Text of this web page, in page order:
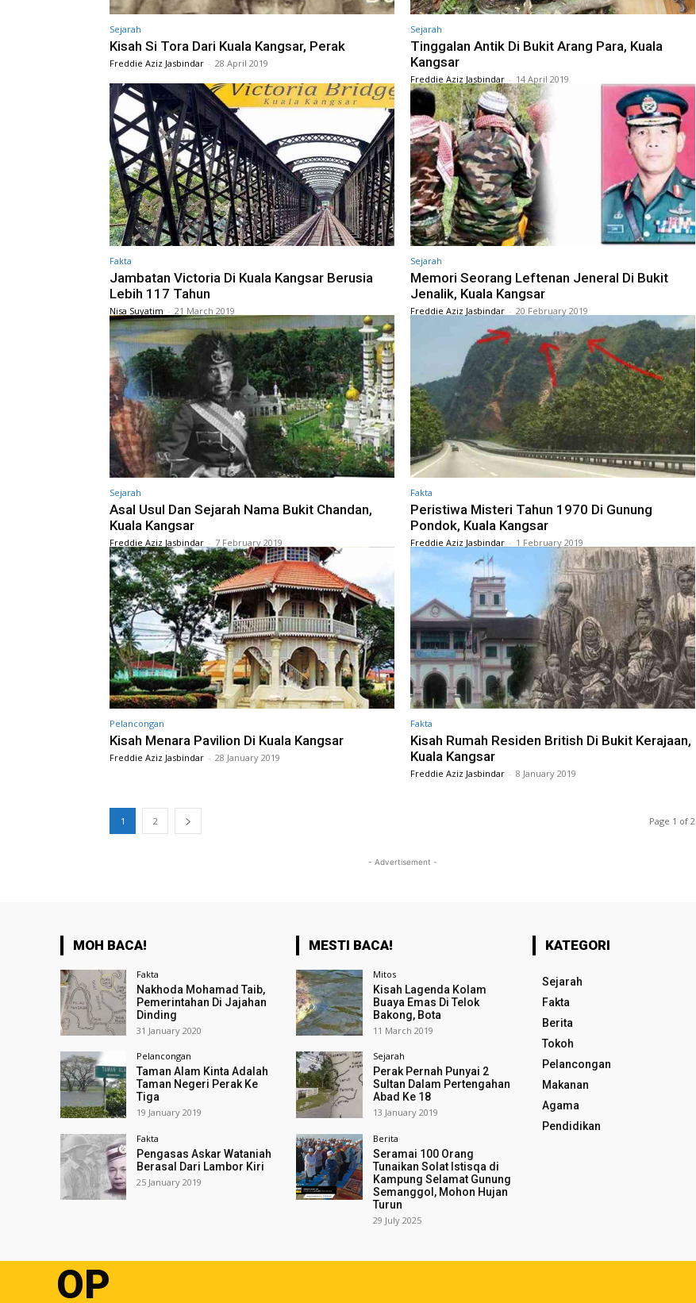
Sejarah
Kisah Si Tora Dari Kuala Kangsar, Perak
Freddie Aziz Jasbindar - 28 April 2019
Sejarah
Tinggalan Antik Di Bukit Arang Para, Kuala
Kangsar
Freddie Aziz Jasbindar - 14 April 2019
Fakta
Jambatan Victoria Di Kuala Kangsar Berusia
Lebih 117 Tahun
Nisa Suyatim - 21 March 2019
Sejarah
Memori Seorang Leftenan Jeneral Di Bukit
Jenalik, Kuala Kangsar
Freddie Aziz Jasbindar - 20 February 2019
Sejarah
Asal Usul Dan Sejarah Nama Bukit Chandan,
Kuala Kangsar
Freddie Aziz Jasbindar - 7 February 2019
Fakta
Peristiwa Misteri Tahun 1970 Di Gunung
Pondok, Kuala Kangsar
Freddie Aziz Jasbindar - 1 February 2019
Pelancongan
Kisah Menara Pavilion Di Kuala Kangsar
Freddie Aziz Jasbindar - 28 January 2019
Fakta
Kisah Rumah Residen British Di Bukit Kerajaan,
Kuala Kangsar
Freddie Aziz Jasbindar - 8 January 2019
1 2 Page 1 of 2
- Advertisement -
MOH BACA!
Fakta
Nakhoda Mohamad Taib,
Pemerintahan Di Jajahan
Dinding
31 January 2020
Pelancongan
Taman Alam Kinta Adalah
Taman Negeri Perak Ke
Tiga
19 January 2019
Fakta
Pengasas Askar Wataniah
Berasal Dari Lambor Kiri
25 January 2019
MESTI BACA!
Mitos
Kisah Lagenda Kolam
Buaya Emas Di Telok
Bakong, Bota
11 March 2019
Sejarah
Perak Pernah Punyai 2
Sultan Dalam Pertengahan
Abad Ke 18
13 January 2019
Berita
Seramai 100 Orang
Tunaikan Solat Istisqa di
Kampung Selamat Gunung
Semanggol, Mohon Hujan
Turun
29 July 2025
KATEGORI
Sejarah
Fakta
Berita
Tokoh
Pelancongan
Makanan
Agama
Pendidikan
OP